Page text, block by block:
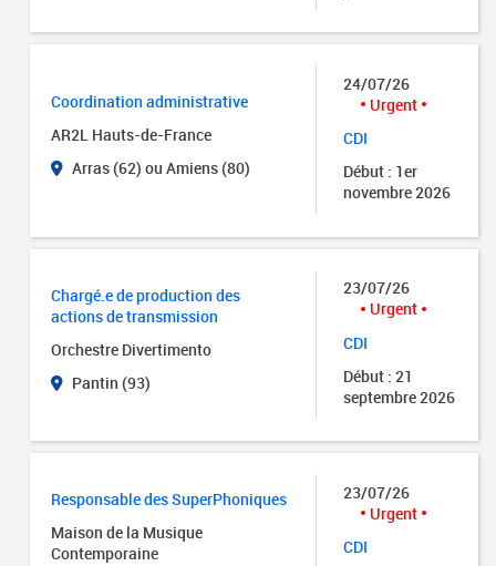
Coordination administrative
AR2L Hauts-de-France
Arras (62) ou Amiens (80)
24/07/26
Urgent
CDI
Début : 1er
novembre 2026
Chargé.e de production des
actions de transmission
Orchestre Divertimento
Pantin (93)
23/07/26
Urgent
CDI
Début : 21
septembre 2026
Responsable des SuperPhoniques
Maison de la Musique
Contemporaine
23/07/26
Urgent
CDI